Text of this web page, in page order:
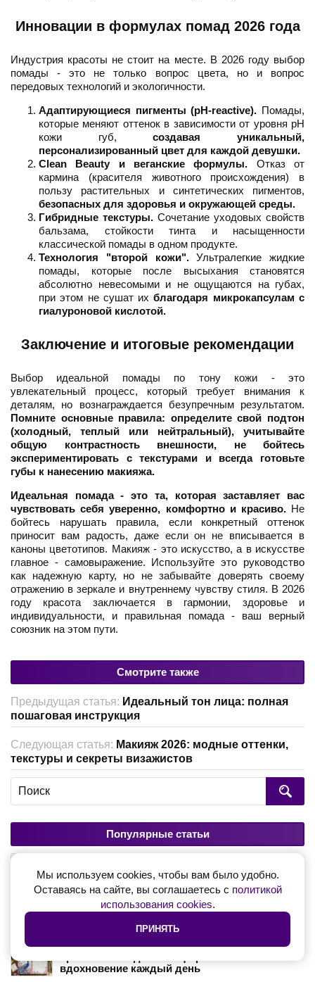
Инновации в формулах помад 2026 года
Индустрия красоты не стоит на месте. В 2026 году выбор
помады - это не только вопрос цвета, но и вопрос
передовых технологий и экологичности.
Адаптирующиеся пигменты (pH-reactive). Помады,
которые меняют оттенок в зависимости от уровня pH
кожи губ,создавая уникальный,
персонализированный цвет для каждой девушки.
Clean Beauty и веганские формулы. Отказ от
кармина (красителя животного происхождения) в
пользу растительных и синтетических пигментов,
безопасных для здоровья и окружающей среды.
Гибридные текстуры. Сочетание уходовых свойств
бальзама, стойкости тинта и насыщенности
классической помады в одном продукте.
Технология "второй кожи".Ультралегкие жидкие
помады, которые после высыхания становятся
абсолютно невесомыми и не ощущаются на губах,
при этом не сушат ихблагодаря микрокапсулам с
гиалуроновой кислотой.
Заключение и итоговые рекомендации
Выбор идеальной помады по тону кожи - это
увлекательный процесс, который требует внимания к
деталям, но вознаграждается безупречным результатом.
Помните основные правила: определите свой подтон
(холодный, теплый или нейтральный), учитывайте
общую контрастность внешности, не бойтесь
экспериментировать с текстурами и всегда готовьте
губы к нанесению макияжа.
Идеальная помада - это та, которая заставляет вас
чувствовать себя уверенно, комфортно и красиво.Не
бойтесь нарушать правила, если конкретный оттенок
приносит вам радость, даже если он не вписывается в
каноны цветотипов. Макияж - это искусство, а в искусстве
главное - самовыражение. Используйте это руководство
как надежную карту, но не забывайте доверять своему
отражению в зеркале и внутреннему чувству стиля. В 2026
году красота заключается в гармонии, здоровье и
индивидуальности, и правильная помада - ваш верный
союзник на этом пути.
Смотрите также
Предыдущая статья: Идеальный тон лица: полная
пошаговая инструкция
Следующая статья: Макияж 2026: модные оттенки,
текстуры и секреты визажистов
Популярные статьи
для начинающих
Шаблоны прайс-листов для мастера
вдохновение каждый день
Мы используем cookies, чтобы вам было удобно.
Оставаясь на сайте, вы соглашаетесь с политикой
использования cookies.
ПРИНЯТЬ